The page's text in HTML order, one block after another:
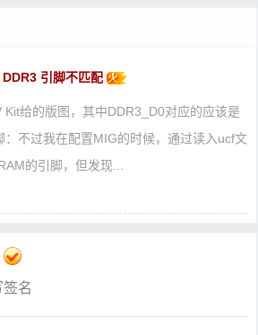
引脚不匹配
给的版图，其中DDR3_D0对应的应该是
不过我在配置MIG的时候，通过读入ucf文
的引脚，但发现...
名